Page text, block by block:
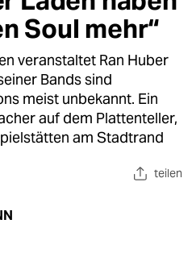
Soul mehr“
veranstaltet Ran Huber
Bands sind
meist unbekannt. Ein
auf dem Plattenteller,
am Stadtrand
teilen